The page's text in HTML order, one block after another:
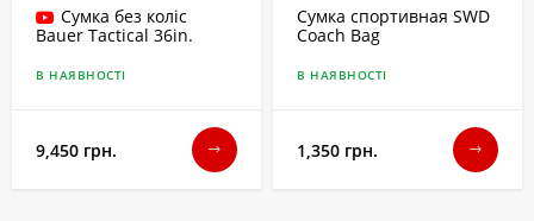
Сумка без коліс
Bauer Tactical 36in.
В НАЯВНОСТІ
9,450 грн.
Сумка спортивная SWD
Coach Bag
В НАЯВНОСТІ
1,350 грн.